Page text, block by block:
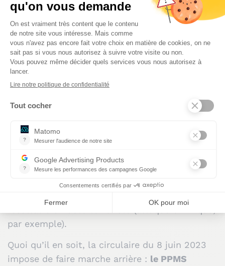
attentat-intrusion.La distinction entre ces
deux types de situations auxquelles peuvent
être confrontés les écoles et les
établissements scolaires est imposée depuis
2015.
Cependant, ces deux PPMS présentent des
éléments communs et ne sont pas totalement
indissociables. D’une part, les organisations
mises en place aux niveaux préfectoral et
académique ont vocation à répondre à ces
deux éventualités, les conduites à tenir
pouvant d’ailleurs être identiques dans
certaines circonstances. D’autre part, la
résultat d’un acte terroriste (attaque chimique,
par exemple).
Quoi qu’il en soit, la circulaire du 8 juin 2023
impose de faire marche arrière : le PPMS